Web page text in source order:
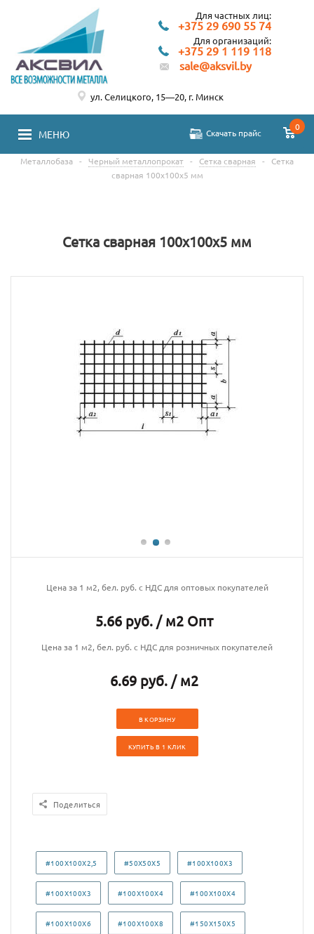
Для частных лиц:
+375 29 690 55 74
Для организаций:
+375 29 1 119 118
sale@aksvil.by
МЕНЮ Скачать прайс
0
ул. Селицкого, 15—20, г. Минск
Металлобаза - Черный металлопрокат - Сетка сварная -
Сетка
сварная 100х100х5 мм
Сетка сварная 100х100х5 мм
Цена за 1 м2, бел. руб. с НДС для оптовых покупателей
5.66 руб. / м2 Опт
Цена за 1 м2, бел. руб. с НДС для розничных покупателей
6.69 руб. / м2
В КОРЗИНУ
КУПИТЬ В 1 КЛИК
Поделиться
#100X100X2,5 #50X50X5 #100X100X3
#100X100X3 #100X100X4 #100X100X4
#100X100X6 #100X100X8 #150X150X5